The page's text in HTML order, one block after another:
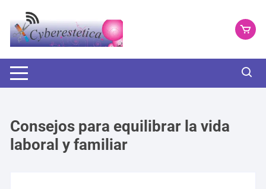
contenido
Consejos para equilibrar la vida
laboral y familiar